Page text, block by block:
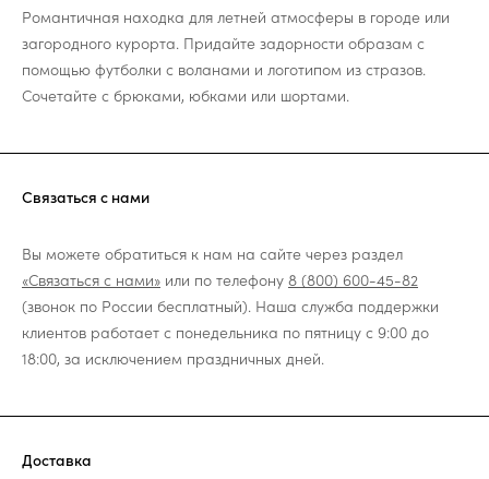
Романтичная находка для летней атмосферы в городе или
загородного курорта. Придайте задорности образам с
помощью футболки с воланами и логотипом из стразов.
Сочетайте с брюками, юбками или шортами.
Связаться с нами
Вы можете обратиться к нам на сайте через раздел
«Связаться с нами» или по телефону 8 (800) 600-45-82
(звонок по России бесплатный). Наша служба поддержки
клиентов работает с понедельника по пятницу с 9:00 до
18:00, за исключением праздничных дней.
Доставка